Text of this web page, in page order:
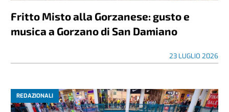
Fritto Misto alla Gorzanese: gusto e
musica a Gorzano di San Damiano
23 LUGLIO 2026
REDAZIONALI